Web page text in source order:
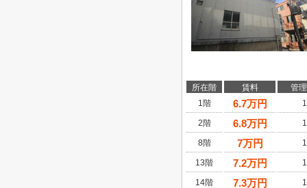
所在階 賃料
管
1階
6.7万円
2階 6.8万円
8階 7万円
13階 7.2万円
14階 7.3万円